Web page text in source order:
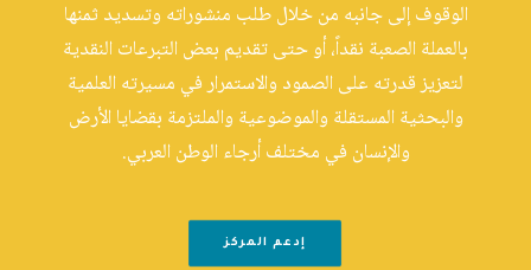
الوقوف إلى جانبه من خلال طلب منشوراته وتسديد ثمنها
بالعملة الصعبة نقداً، أو حتى تقديم بعض التبرعات النقدية
لتعزيز قدرته على الصمود والاستمرار في مسيرته العلمية
والبحثية المستقلة والموضوعية والملتزمة بقضايا الأرض
والإنسان في مختلف أرجاء الوطن العربي.
إدعم المركز